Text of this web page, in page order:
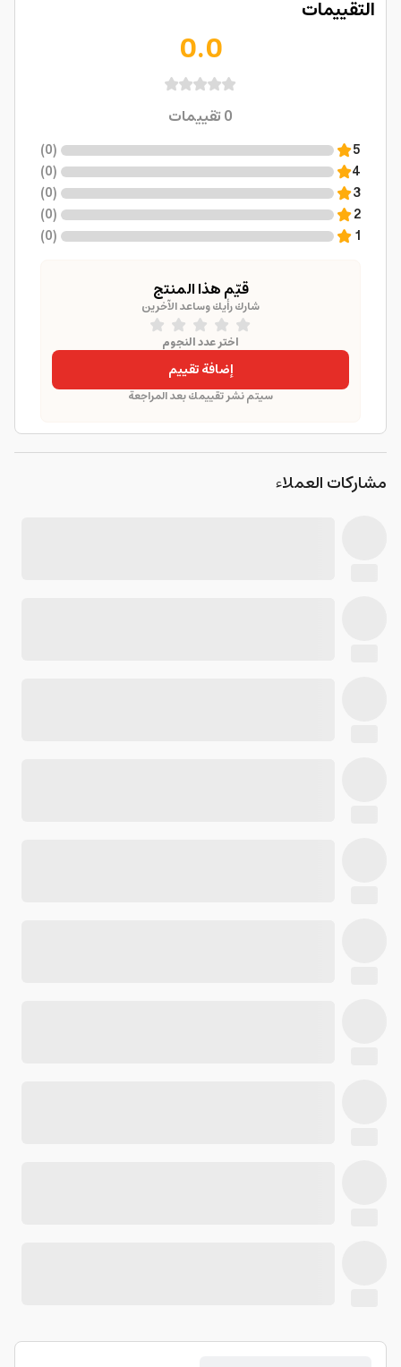
التقييمات
0.0
0تقييمات
5
(
0
)
4
(
0
)
3
(
0
)
2
(
0
)
1
(
0
)
قيّم هذا المنتج
شارك رأيك وساعد الآخرين
اختر عدد النجوم
إضافة تقييم
سيتم نشر تقييمك بعد المراجعة
مشاركات العملاء